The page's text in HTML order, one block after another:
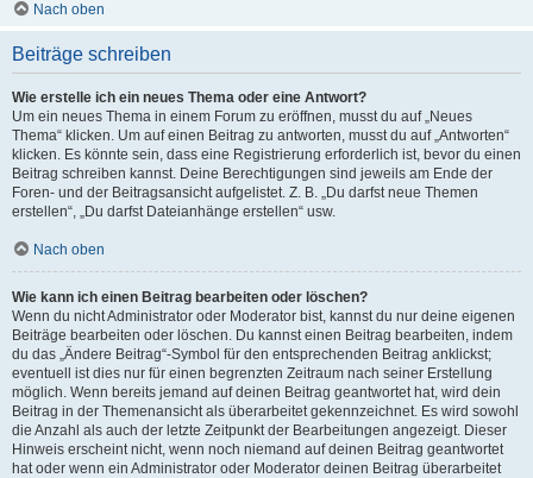
Nach oben
Beiträge schreiben
Wie erstelle ich ein neues Thema oder eine Antwort?
Um ein neues Thema in einem Forum zu eröffnen, musst du auf „Neues
Thema“ klicken. Um auf einen Beitrag zu antworten, musst du auf „Antworten“
klicken. Es könnte sein, dass eine Registrierung erforderlich ist, bevor du einen
Beitrag schreiben kannst. Deine Berechtigungen sind jeweils am Ende der
Foren- und der Beitragsansicht aufgelistet. Z. B. „Du darfst neue Themen
erstellen“, „Du darfst Dateianhänge erstellen“ usw.
Nach oben
Wie kann ich einen Beitrag bearbeiten oder löschen?
Wenn du nicht Administrator oder Moderator bist, kannst du nur deine eigenen
Beiträge bearbeiten oder löschen. Du kannst einen Beitrag bearbeiten, indem
du das „Ändere Beitrag“-Symbol für den entsprechenden Beitrag anklickst;
eventuell ist dies nur für einen begrenzten Zeitraum nach seiner Erstellung
möglich. Wenn bereits jemand auf deinen Beitrag geantwortet hat, wird dein
Beitrag in der Themenansicht als überarbeitet gekennzeichnet. Es wird sowohl
die Anzahl als auch der letzte Zeitpunkt der Bearbeitungen angezeigt. Dieser
Hinweis erscheint nicht, wenn noch niemand auf deinen Beitrag geantwortet
hat oder wenn ein Administrator oder Moderator deinen Beitrag überarbeitet